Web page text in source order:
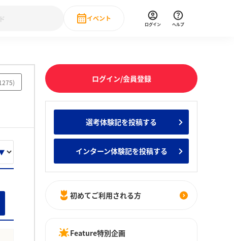
の新卒就職人気企業ランキング みんなのインターン人気企業ランキ
IT・DX現場社員インタビュー
イベント
直近のイベント一覧
ログイン ヘルプ
) ログイン/会員登録
選考体験記を投稿する
インターン体験記を投稿する
初めてご利用される方
Feature特別企画